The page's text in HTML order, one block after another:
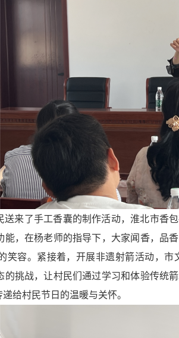
来了手工香囊的制作活动，淮北市香
，在杨老师的指导下，大家闻香，品
笑容。紧接着，开展非遗射箭活动，
挑战，让村民们通过学习和体验传统
给村民节日的温暖与关怀。